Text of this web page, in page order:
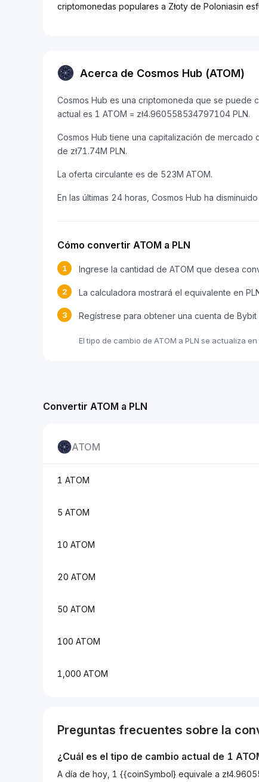
criptomonedas populares a Złoty de Poloniasin
Acerca de Cosmos Hub (ATOM)
Cosmos Hub es una criptomoneda que se puede
actual es 1 ATOM = zł4.960558534797104 PLN.
Cosmos Hub tiene una capitalización de
de zł71.74M PLN.
La oferta circulante es de 523M ATOM.
En las últimas 24 horas, Cosmos Hub ha
Cómo convertir ATOM a PLN
1 Ingrese la cantidad de ATOM que desea
2 La calculadora mostrará el equivalente en
3 Regístrese para obtener una cuenta de
El tipo de cambio de ATOM a PLN se actualiza
Convertir ATOM a PLN
ATOM
1 ATOM
5 ATOM
10 ATOM
20 ATOM
50 ATOM
100 ATOM
1,000 ATOM
Preguntas frecuentes sobre la
¿Cuál es el tipo de cambio actual de 1
A día de hoy, 1 {{coinSymbol} equivale a